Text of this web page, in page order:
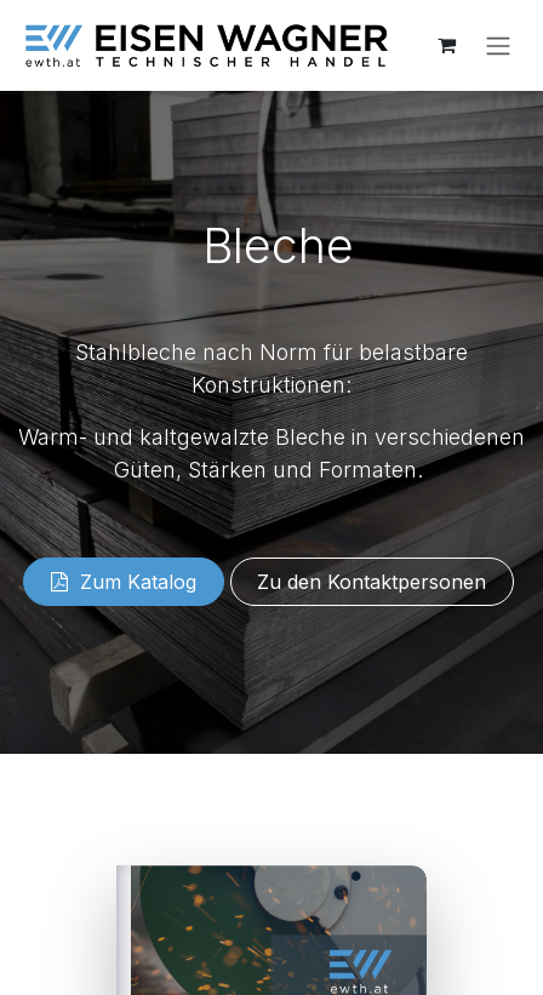
Bleche
Stahlbleche nach Norm für belastbare
Konstruktionen:
Warm- und kaltgewalzte Bleche in verschiedenen
Güten, Stärken und Formaten.
Zum Katalog Zu den Kontaktpe​​​​rsonen